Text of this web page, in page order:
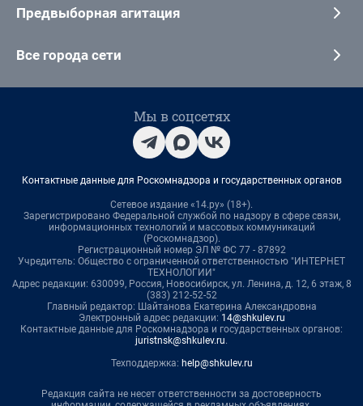
Предвыборная агитация
Все города сети
Мы в соцсетях
Контактные данные для Роскомнадзора и государственных органов
Сетевое издание «14.ру» (18+).
Зарегистрировано Федеральной службой по надзору в сфере связи,
информационных технологий и массовых коммуникаций
(Роскомнадзор).
Регистрационный номер ЭЛ № ФС 77 - 87892
Учредитель: Общество с ограниченной ответственностью "ИНТЕРНЕТ
ТЕХНОЛОГИИ"
Адрес редакции: 630099, Россия, Новосибирск, ул. Ленина, д. 12, 6 этаж, 8
(383) 212-52-52
Главный редактор: Шайтанова Екатерина Александровна
Электронный адрес редакции: 14@shkulev.ru
Контактные данные для Роскомнадзора и государственных органов:
juristnsk@shkulev.ru.
Техподдержка: help@shkulev.ru
Редакция сайта не несет ответственности за достоверность